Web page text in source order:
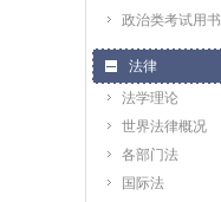
政治类考试用书
法律
法学理论
世界法律概况
各部门法
国际法